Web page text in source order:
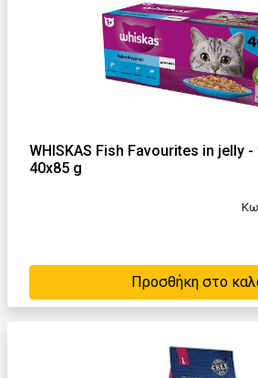
WHISKAS Fish Favourites in jelly
40x85 g
Προσθήκη στο